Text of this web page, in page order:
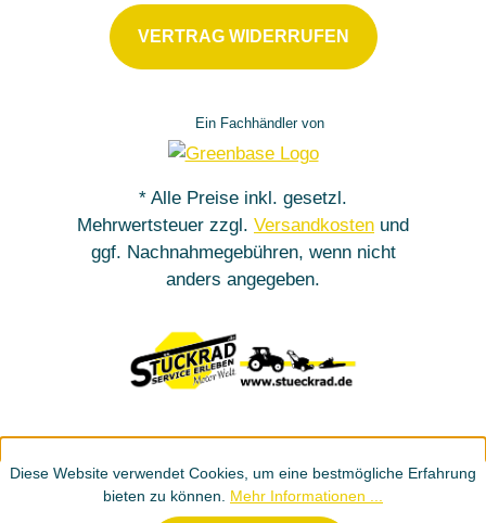
VERTRAG WIDERRUFEN
Ein Fachhändler von
* Alle Preise inkl. gesetzl.
Mehrwertsteuer zzgl. Versandkosten und
ggf. Nachnahmegebühren, wenn nicht
anders angegeben.
Diese Website verwendet Cookies, um eine bestmögliche Erfahrung
bieten zu können. Mehr Informationen ...